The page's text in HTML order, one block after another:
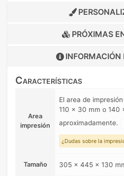
PRÓXIMAS
INFORMACIÓN
Características
Area
impresión
El area de
110 x 30 mm o 140
aproximadamente.
¿Dudas sobre la
Tamaño 305 x 445 x 130